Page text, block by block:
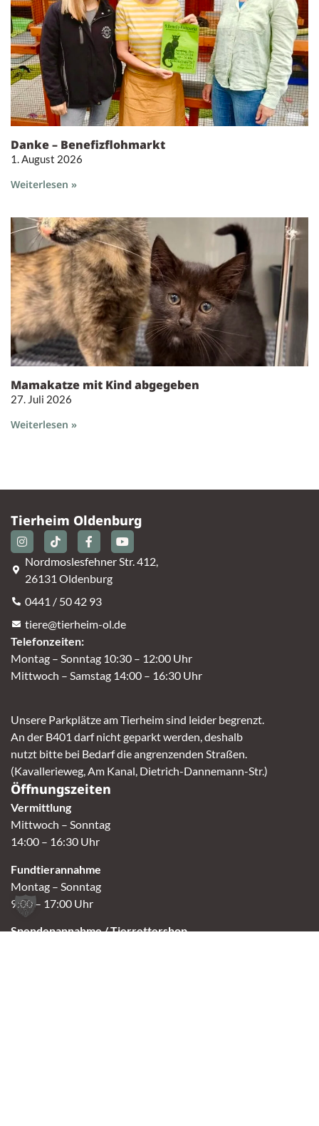
Danke – Benefizflohmarkt
1. August 2026
Weiterlesen »
Mamakatze mit Kind abgegeben
27. Juli 2026
Weiterlesen »
Tierheim Oldenburg
Nordmoslesfehner Str. 412,
26131 Oldenburg
0441 / 50 42 93
tiere@tierheim-ol.de
Telefonzeiten:
Montag – Sonntag 10:30 – 12:00 Uhr
Mittwoch – Samstag 14:00 – 16:30 Uhr
Unsere Parkplätze am Tierheim sind leider begrenzt.
An der B401 darf nicht geparkt werden, deshalb
nutzt bitte bei Bedarf die angrenzenden Straßen.
(Kavallerieweg, Am Kanal, Dietrich-Dannemann-Str.)
Öffnungszeiten
Vermittlung
Mittwoch – Sonntag
14:00 – 16:30 Uhr
Fundtierannahme
Montag – Sonntag
9:00 – 17:00 Uhr
Spendenannahme / Tierrettershop